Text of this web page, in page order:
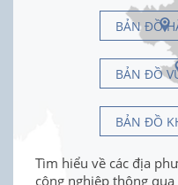
BẢN ĐỒ
BẢN ĐỒ
BẢN ĐỒ
Tìm hiểu về các địa
công nghiệp thông